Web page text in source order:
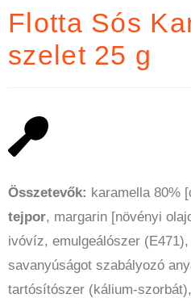
Flotta Sós
szelet 25 g
Összetevők: karamella 80%
tejpor, margarin [növényi
ivóvíz, emulgeálószer
savanyúságot szabályozó
tartósítószer (kálium-